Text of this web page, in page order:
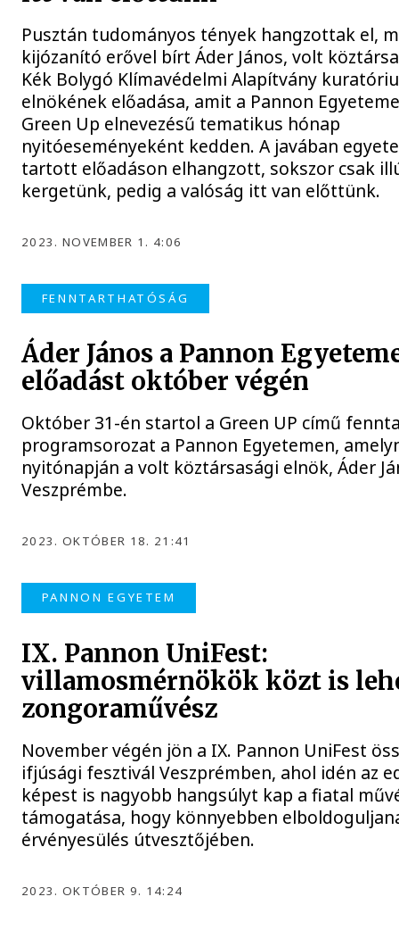
Pusztán tudományos tények hangzottak el,
kijózanító erővel bírt Áder János, volt
Kék Bolygó Klímavédelmi Alapítvány
elnökének előadása, amit a Pannon
Green Up elnevezésű tematikus hónap
nyitóeseményeként kedden. A javában
tartott előadáson elhangzott, sokszor csak
kergetünk, pedig a valóság itt van előttünk.
2023. NOVEMBER 1. 4:06
FENNTARTHATÓSÁG
Áder János a Pannon
előadást október végén
Október 31-én startol a Green UP című
programsorozat a Pannon Egyetemen,
nyitónapján a volt köztársasági elnök, Áder
Veszprémbe.
2023. OKTÓBER 18. 21:41
PANNON EGYETEM
IX. Pannon UniFest:
villamosmérnökök közt is
zongoraművész
November végén jön a IX. Pannon UniFest
ifjúsági fesztivál Veszprémben, ahol idén az
képest is nagyobb hangsúlyt kap a fiatal
támogatása, hogy könnyebben
érvényesülés útvesztőjében.
2023. OKTÓBER 9. 14:24